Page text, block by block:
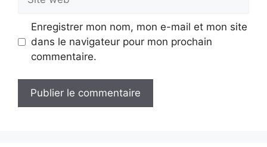
web
Enregistrer mon nom, mon e-mail et mon site
dans le navigateur pour mon prochain
commentaire.